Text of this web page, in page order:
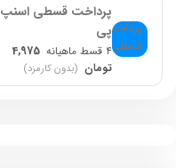
پرداخت قسطی اسنپ
پی
۴ قسط ماهیانه
4,975
تومان (بدون کارمزد)